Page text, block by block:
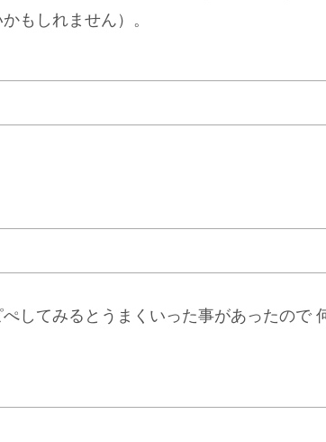
もしれません）。
してみるとうまくいった事があったので